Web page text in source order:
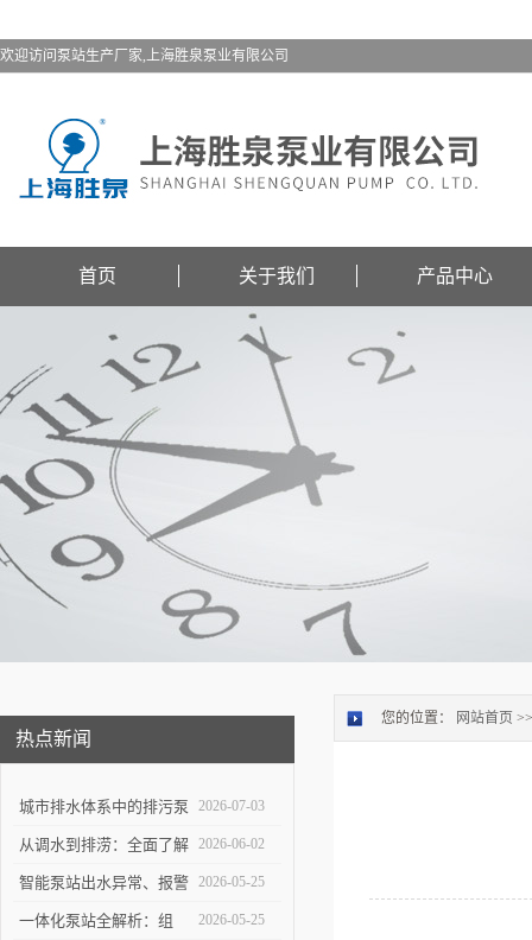
欢迎访问泵站生产厂家,上海胜泉泵业有限公司
首页 关于我们 产品中心
热点新闻
城市排水体系中的排污泵
站：功能定位与维护策略
2026-07-03
从调水到排涝：全面了解
大型泵站的功能与构造
2026-06-02
智能泵站出水异常、报警
频发怎么办？
2026-05-25
一体化泵站全解析：组 2026-05-25
您的位置： 网站首页